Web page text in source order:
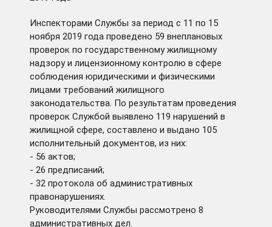
Инспекторами Службы за период с 11 по 15
ноября 2019 года проведено 59 внеплановых
проверок по государственному жилищному
надзору и лицензионному контролю в сфере
соблюдения юридическими и физическими
лицами требований жилищного
законодательства. По результатам проведения
проверок Службой выявлено 119 нарушений в
жилищной сфере, составлено и выдано 105
исполнительный документов, из них:
- 56 актов;
- 26 предписаний;
- 32 протокола об административных
правонарушениях.
Руководителями Службы рассмотрено 8
административных дел.